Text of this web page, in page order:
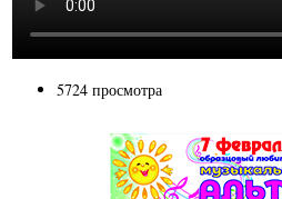
5724 просмотра